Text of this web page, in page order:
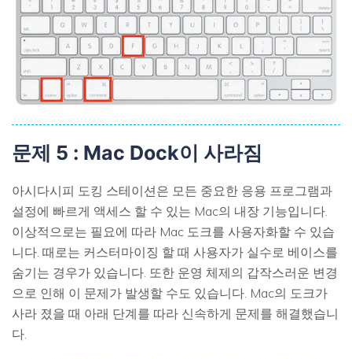
문제 5 : Mac Dock이 사라짐
아시다시피 도킹 스테이션은 모든 중요한 응용 프로그램과
설정에 빠르게 액세스 할 수 있는 Mac의 내장 기능입니다.
이상적으로는 필요에 따라 Mac 도크를 사용자화할 수 있습
니다. 때로는 커스터마이징 할 때 사용자가 실수로 베이스를
숨기는 경우가 있습니다. 또한 운영 체제의 갑작스러운 변경
으로 인해 이 문제가 발생할 수도 있습니다. Mac의 도크가
사라 졌을 때 아래 단계를 따라 신속하게 문제를 해결했습니
다.